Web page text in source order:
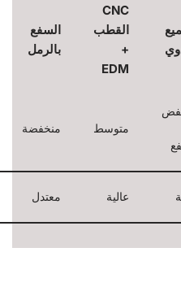
CNC
القطب
+
EDM
السفع
بالرمل
متوسط منخفضة
عالية معتدل